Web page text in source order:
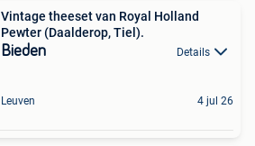
Vintage theeset van Royal Holland
Pewter (Daalderop, Tiel).
Bieden Details
Leuven 4 jul 26